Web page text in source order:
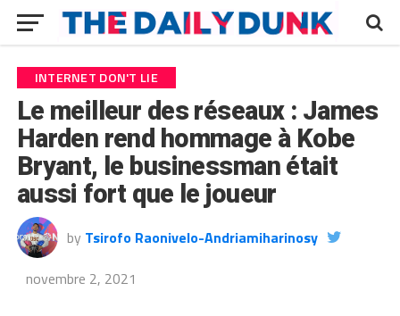
INTERNET DON'T LIE
Le meilleur des réseaux : James
Harden rend hommage à Kobe
Bryant, le businessman était
aussi fort que le joueur
by Tsirofo Raonivelo-Andriamiharinosy
novembre 2, 2021